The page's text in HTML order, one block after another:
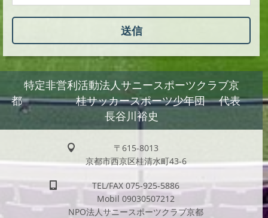
特定非営利活動法人サニースポーツクラブ京
都 桂サッカースポーツ少年団 代表
長谷川裕史
〒615-8013
京都市西京区桂清水町43-6
TEL/FAX 075-925-5886
Mobil 09030507212
NPO法人サニースポーツクラブ京都